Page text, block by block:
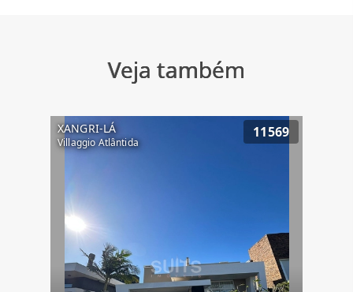
Veja também
XANGRI-LÁ
Villaggio Atlântida
11569